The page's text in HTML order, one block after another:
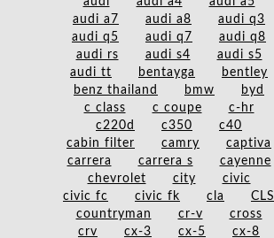
audi a7
audi a8
audi q3
audi q5
audi q7
audi q8
audi rs
audi s4
audi s5
audi tt
bentayga
bentley
benz thailand
bmw
byd
c class
c coupe
c-hr
c220d
c350
c40
cabin filter
camry
captiva
carrera
carrera s
cayenne
chevrolet
city
civic
civic fc
civic fk cla
CLS
countryman
cr-v
cross
crv
cx-3 cx-5
cx-8